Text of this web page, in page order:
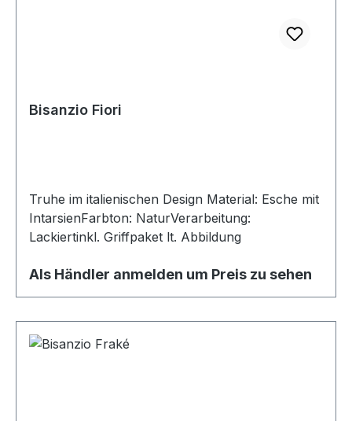
Bisanzio Fiori
Truhe im italienischen Design Material: Esche mit
IntarsienFarbton: NaturVerarbeitung:
Lackiertinkl. Griffpaket lt. Abbildung
Als Händler anmelden um Preis zu sehen